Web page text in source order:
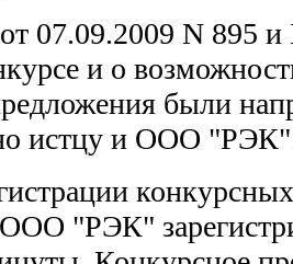
07.09.2009 N 895 и
и о
были
истцу и ООО
"РЭК"